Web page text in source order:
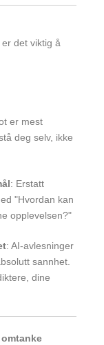
det viktig å
er mest
deg selv, ikke
: Erstatt
"Hvordan kan
opplevelsen?"
: AI-avlesninger
sannhet.
dine